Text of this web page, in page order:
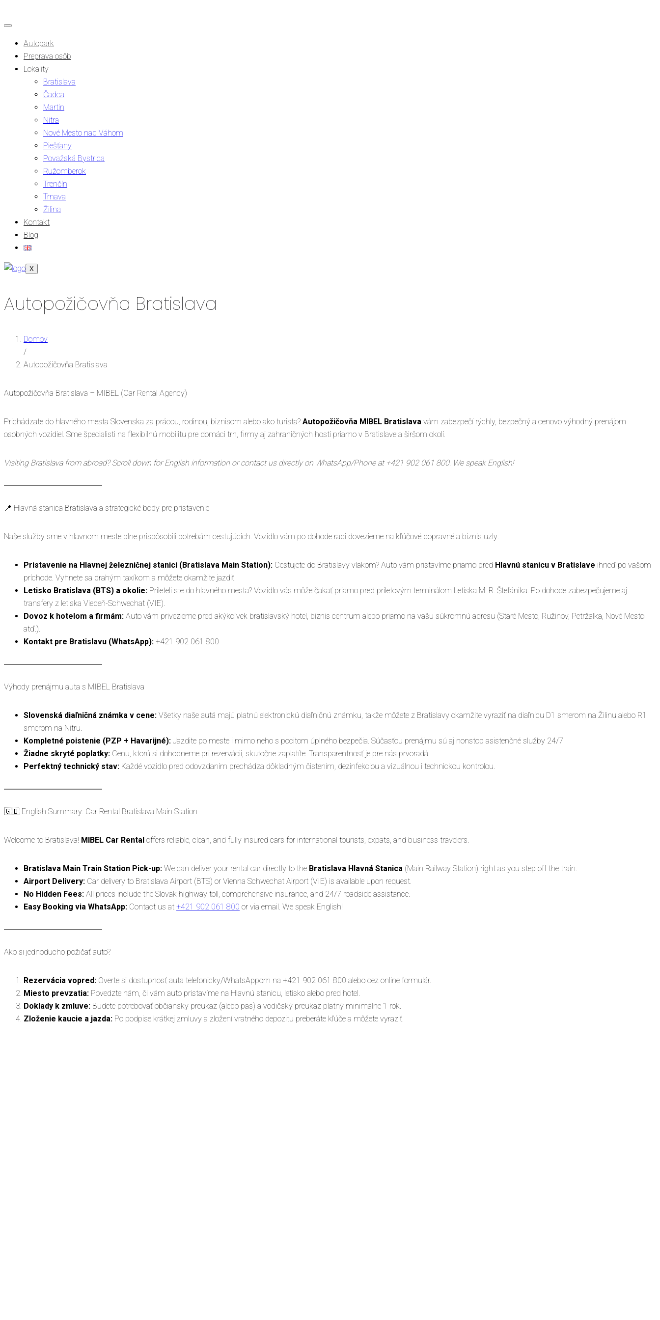
Autopark
Preprava osôb
Lokality
Bratislava
Čadca
Martin
Nitra
Nové Mesto nad Váhom
Piešťany
Považská Bystrica
Ružomberok
Trenčín
Trnava
Žilina
Kontakt
Blog
X
Autopožičovňa Bratislava
Domov
/
Autopožičovňa Bratislava
Autopožičovňa Bratislava – MIBEL (Car Rental Agency)
Prichádzate do hlavného mesta Slovenska za prácou, rodinou, biznisom alebo ako turista? Autopožičovňa MIBEL Bratislava vám zabezpečí rýchly, bezpečný a cenovo výhodný prenájom
osobných vozidiel. Sme špecialisti na flexibilnú mobilitu pre domáci trh, firmy aj zahraničných hostí priamo v Bratislave a širšom okolí.
Visiting Bratislava from abroad? Scroll down for English information or contact us directly on WhatsApp/Phone at +421 902 061 800. We speak English!
📍 Hlavná stanica Bratislava a strategické body pre pristavenie
Naše služby sme v hlavnom meste plne prispôsobili potrebám cestujúcich. Vozidlo vám po dohode radi dovezieme na kľúčové dopravné a biznis uzly:
Pristavenie na Hlavnej železničnej stanici (Bratislava Main Station): Cestujete do Bratislavy vlakom? Auto vám pristavíme priamo pred Hlavnú stanicu v Bratislave ihneď po vašom
príchode. Vyhnete sa drahým taxíkom a môžete okamžite jazdiť.
Letisko Bratislava (BTS) a okolie: Prileteli ste do hlavného mesta? Vozidlo vás môže čakať priamo pred príletovým terminálom Letiska M. R. Štefánika. Po dohode zabezpečujeme aj
transfery z letiska Viedeň-Schwechat (VIE).
Dovoz k hotelom a firmám: Auto vám privezieme pred akýkoľvek bratislavský hotel, biznis centrum alebo priamo na vašu súkromnú adresu (Staré Mesto, Ružinov, Petržalka, Nové Mesto
atď.).
Kontakt pre Bratislavu (WhatsApp): +421 902 061 800
Výhody prenájmu auta s MIBEL Bratislava
Slovenská diaľničná známka v cene: Všetky naše autá majú platnú elektronickú diaľničnú známku, takže môžete z Bratislavy okamžite vyraziť na diaľnicu D1 smerom na Žilinu alebo R1
smerom na Nitru.
Kompletné poistenie (PZP + Havarijné): Jazdite po meste i mimo neho s pocitom úplného bezpečia. Súčasťou prenájmu sú aj nonstop asistenčné služby 24/7.
Žiadne skryté poplatky: Cenu, ktorú si dohodneme pri rezervácii, skutočne zaplatíte. Transparentnosť je pre nás prvoradá.
Perfektný technický stav: Každé vozidlo pred odovzdaním prechádza dôkladným čistením, dezinfekciou a vizuálnou i technickou kontrolou.
🇬🇧 English Summary: Car Rental Bratislava Main Station
Welcome to Bratislava! MIBEL Car Rental offers reliable, clean, and fully insured cars for international tourists, expats, and business travelers.
Bratislava Main Train Station Pick-up: We can deliver your rental car directly to the Bratislava Hlavná Stanica (Main Railway Station) right as you step off the train.
Airport Delivery: Car delivery to Bratislava Airport (BTS) or Vienna Schwechat Airport (VIE) is available upon request.
No Hidden Fees: All prices include the Slovak highway toll, comprehensive insurance, and 24/7 roadside assistance.
Easy Booking via WhatsApp: Contact us at +421 902 061 800 or via email. We speak English!
Ako si jednoducho požičať auto?
Rezervácia vopred: Overte si dostupnosť auta telefonicky/WhatsAppom na +421 902 061 800 alebo cez online formulár.
Miesto prevzatia: Povedzte nám, či vám auto pristavíme na Hlavnú stanicu, letisko alebo pred hotel.
Doklady k zmluve: Budete potrebovať občiansky preukaz (alebo pas) a vodičský preukaz platný minimálne 1 rok.
Zloženie kaucie a jazda: Po podpise krátkej zmluvy a zložení vratného depozitu preberáte kľúče a môžete vyraziť.